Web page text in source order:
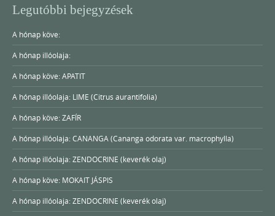
Legutóbbi bejegyzések
A hónap köve:
A hónap illóolaja:
A hónap köve: APATIT
A hónap illóolaja: LIME (Citrus aurantifolia)
A hónap köve: ZAFÍR
A hónap illóolaja: CANANGA (Cananga odorata var. macrophylla)
A hónap illóolaja: ZENDOCRINE (keverék olaj)
A hónap köve: MOKAIT JÁSPIS
A hónap illóolaja: ZENDOCRINE (keverék olaj)